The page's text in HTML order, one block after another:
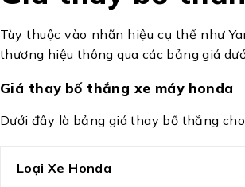
Tùy thuộc vào nhãn hiệu cụ thể như
thương hiệu thông qua các bảng giá
Giá thay bố thắng xe máy honda
Dưới đây là bảng giá thay bố thắng
Loại Xe Honda